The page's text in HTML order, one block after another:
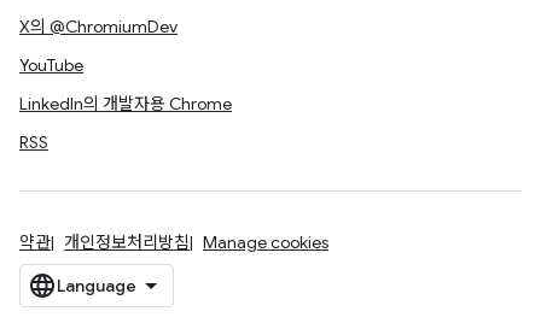
X의 @ChromiumDev
YouTube
LinkedIn의 개발자용 Chrome
RSS
약관 개인정보처리방침 Manage cookies